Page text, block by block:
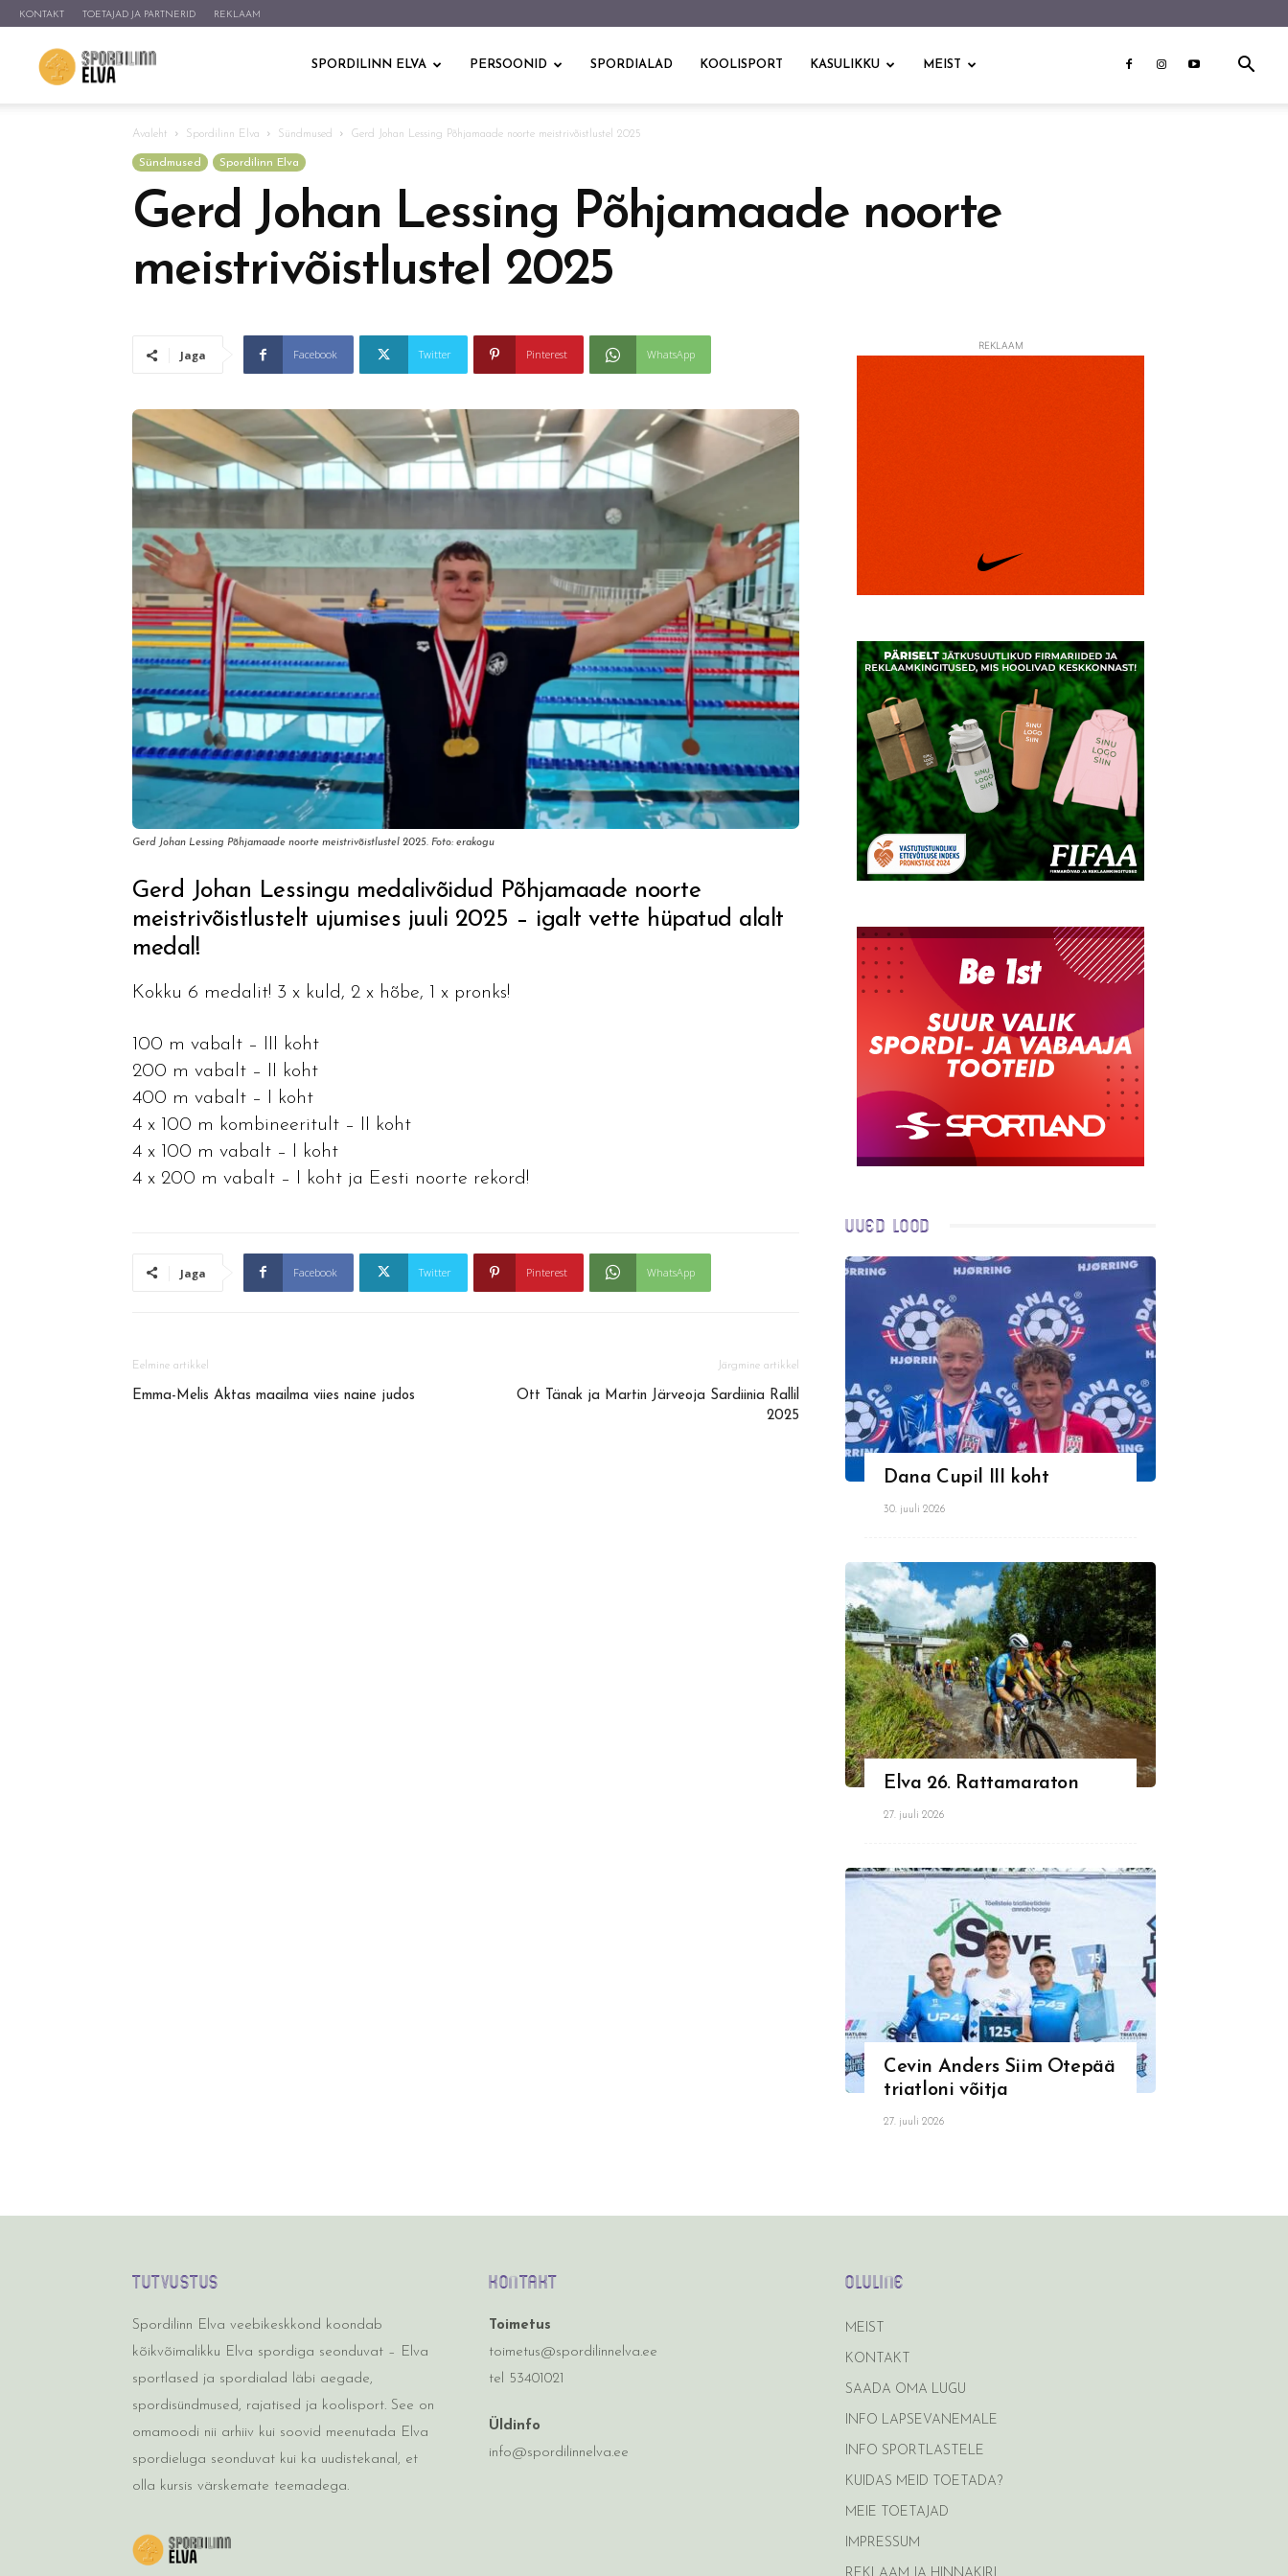
KONTAKT TOETAJAD JA PARTNERID REKLAAM
Elva SPORDILINN ELVA PERSOONID SPORDIALAD KOOLISPORT KASULIKKU MEIST
Avaleht Spordilinn Elva Sündmused Gerd Johan Lessing Põhjamaade noorte meistrivõistlustel 2025
Sündmused Spordilinn Elva
Gerd Johan Lessing Põhjamaade noorte
meistrivõistlustel 2025
Jaga Facebook Twitter Pinterest WhatsApp
Gerd Johan Lessing Põhjamaade noorte meistrivõistlustel 2025. Foto: erakogu
Gerd Johan Lessingu medalivõidud Põhjamaade noorte
meistrivõistlustelt ujumises juuli 2025 – igalt vette hüpatud alalt
medal!
Kokku 6 medalit! 3 x kuld, 2 x hõbe, 1 x pronks!
100 m vabalt – III koht
200 m vabalt – II koht
400 m vabalt – I koht
4 x 100 m kombineeritult – II koht
4 x 100 m vabalt – I koht
4 x 200 m vabalt – I koht ja Eesti noorte rekord!
Jaga Facebook Twitter Pinterest WhatsApp
Eelmine artikkel
Emma-Melis Aktas maailma viies naine judos
Järgmine artikkel
Ott Tänak ja Martin Järveoja Sardiinia Rallil
2025
REKLAAM
Uued lood
Dana Cupil III koht
30. juuli 2026
Elva 26. Rattamaraton
27. juuli 2026
Cevin Anders Siim Otepää
triatloni võitja
27. juuli 2026
TUTVUSTUS
Spordilinn Elva veebikeskkond koondab
kõikvõimalikku Elva spordiga seonduvat – Elva
sportlased ja spordialad läbi aegade,
spordisündmused, rajatised ja koolisport. See on
omamoodi nii arhiiv kui soovid meenutada Elva
spordieluga seonduvat kui ka uudistekanal, et
olla kursis värskemate teemadega.
Kontakt
Toimetus
toimetus@spordilinnelva.ee
tel 53401021
Üldinfo
info@spordilinnelva.ee
Oluline
MEIST
KONTAKT
SAADA OMA LUGU
INFO LAPSEVANEMALE
INFO SPORTLASTELE
KUIDAS MEID TOETADA?
MEIE TOETAJAD
IMPRESSUM